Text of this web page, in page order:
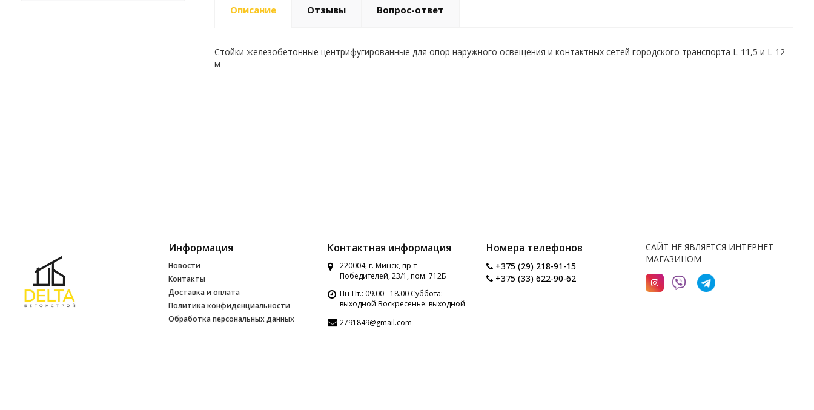
Описание Отзывы Вопрос-ответ
Стойки железобетонные центрифугированные для опор наружного освещения и контактных сетей городского транспорта L-11,5 и L-12
м
Информация
Новости
Контакты
Доставка и оплата
Политика конфиденциальности
Обработка персональных данных
Контактная информация
220004, г. Минск, пр-т
Победителей, 23/1, пом. 712Б
Пн-Пт.: 09.00 - 18.00 Суббота:
выходной Воскресенье: выходной
2791849@gmail.com
Номера телефонов
+375 (29) 218-91-15
+375 (33) 622-90-62
САЙТ НЕ ЯВЛЯЕТСЯ ИНТЕРНЕТ
МАГАЗИНОМ